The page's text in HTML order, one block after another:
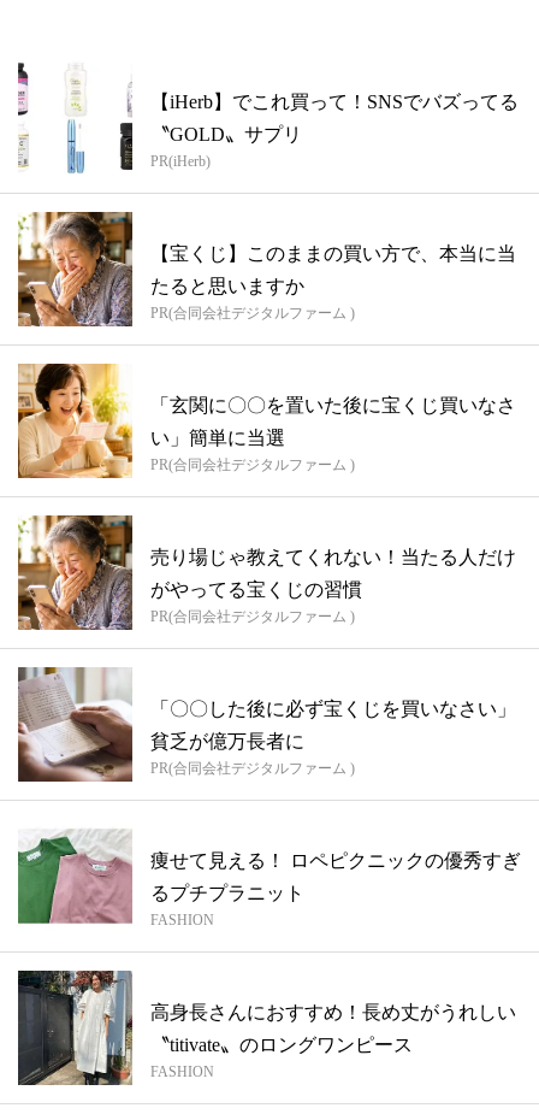
【iHerb】でこれ買って！SNSでバズってる
〝GOLD〟サプリ
PR(iHerb)
【宝くじ】このままの買い方で、本当に当
たると思いますか
PR(合同会社デジタルファーム )
「玄関に〇〇を置いた後に宝くじ買いなさ
い」簡単に当選
PR(合同会社デジタルファーム )
売り場じゃ教えてくれない！当たる人だけ
がやってる宝くじの習慣
PR(合同会社デジタルファーム )
「〇〇した後に必ず宝くじを買いなさい」
貧乏が億万長者に
PR(合同会社デジタルファーム )
痩せて見える！ ロペピクニックの優秀すぎ
るプチプラニット
FASHION
高身長さんにおすすめ！長め丈がうれしい
〝titivate〟のロングワンピース
FASHION